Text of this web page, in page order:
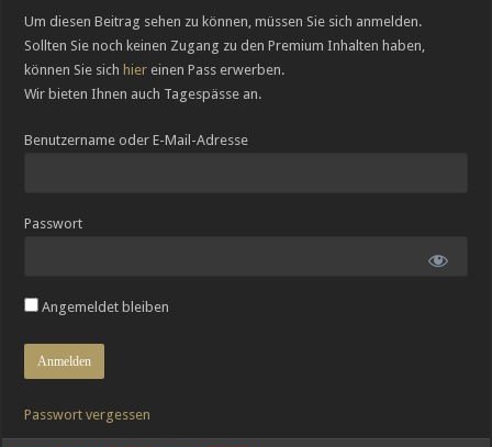
Breguets vergessene Kunst des Emaillierens
Chopard legt die Minutenrepetition L.U.C Full Strike im transparenten Saphir-
Um diesen Beitrag sehen zu können, müssen Sie sich anmelden.
Sollten Sie noch keinen Zugang zu den Premium Inhalten haben,
können Sie sich hier einen Pass erwerben.
Wir bieten Ihnen auch Tagespässe an.
Benutzername oder E-Mail-Adresse
Passwort
Angemeldet bleiben
Passwort vergessen